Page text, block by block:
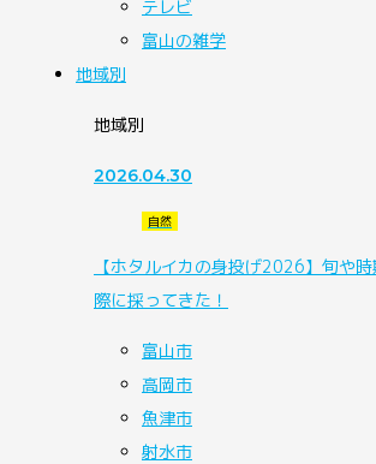
テレビ
富山の雑学
地域別
地域別
2026.04.30
自然
【ホタルイカの身投げ2026】旬や
際に採ってきた！
富山市
高岡市
魚津市
射水市